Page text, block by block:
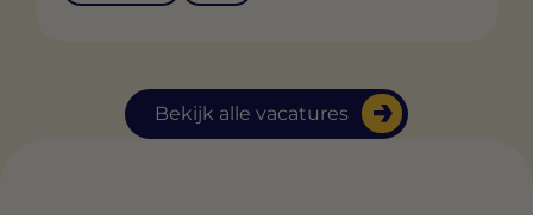
Bekijk alle vacatures